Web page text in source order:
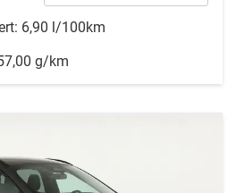
6,90 l/100km
g/km